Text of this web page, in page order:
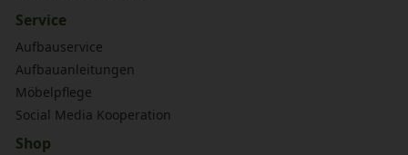
Service
Aufbauservice
Aufbauanleitungen
Möbelpflege
Social Media Kooperation
Shop